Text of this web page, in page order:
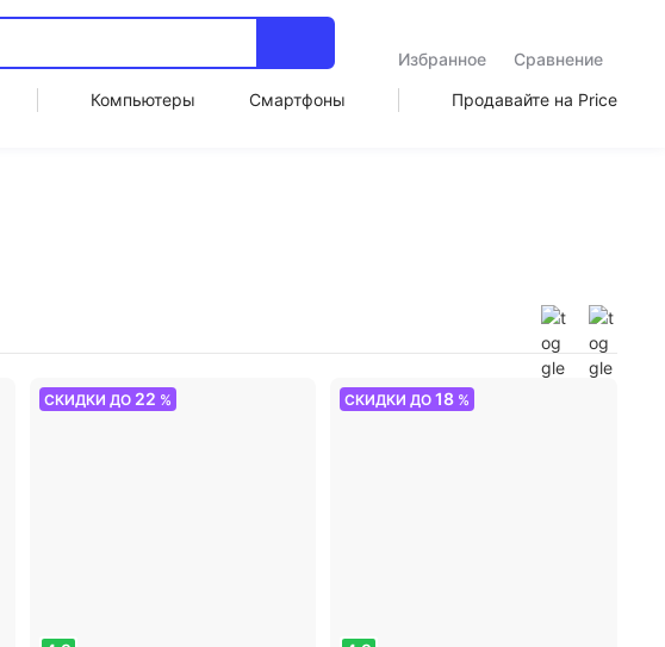
Избранное
Сравнение
Компьютеры Смартфоны Продавайте на Price
СКИДКИ ДО 22 % СКИДКИ ДО18 %